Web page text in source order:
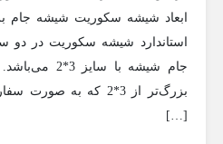
ابعاد شیشه سکوریت شیشه جام
استاندارد شیشه سکوریت در دو
جام شیشه با
بزرگ‌تر از 3*2 که به
[…]